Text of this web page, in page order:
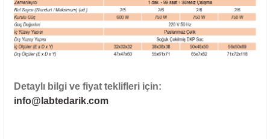
Detaylı bilgi ve fiyat teklifleri için:
info@labtedarik.com